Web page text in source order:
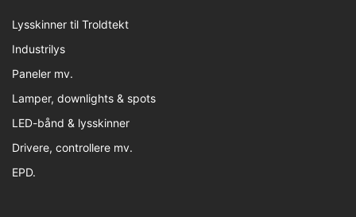
Lysskinner til Troldtekt
Industrilys
Paneler mv.
Lamper, downlights & spots
LED-bånd & lysskinner
Drivere, controllere mv.
EPD.